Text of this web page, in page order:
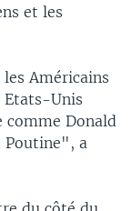
et les
Américains
Etats-Unis
comme Donald
Poutine", a